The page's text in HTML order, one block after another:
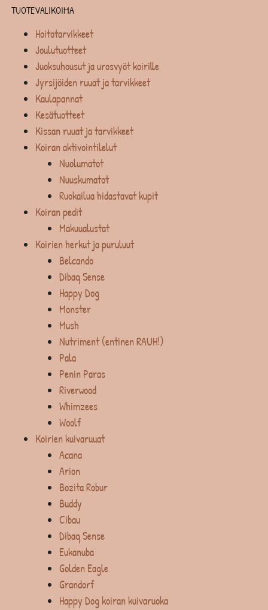
TUOTEVALIKOIMA
Hoitotarvikkeet
Joulutuotteet
Juoksuhousut ja urosvyöt koirille
Jyrsijöiden ruuat ja tarvikkeet
Kaulapannat
Kesätuotteet
Kissan ruuat ja tarvikkeet
Koiran aktivointilelut
Nuolumatot
Nuuskumatot
Ruokailua hidastavat kupit
Koiran pedit
Makuualustat
Koirien herkut ja puruluut
Belcando
Dibaq Sense
Happy Dog
Monster
Mush
Nutriment (entinen RAUH!)
Pala
Penin Paras
Riverwood
Whimzees
Woolf
Koirien kuivaruuat
Acana
Arion
Bozita Robur
Buddy
Cibau
Dibaq Sense
Eukanuba
Golden Eagle
Grandorf
Happy Dog koiran kuivaruoka